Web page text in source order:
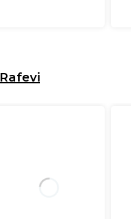
Rafevi